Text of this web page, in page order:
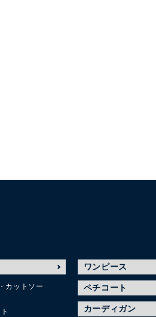
カットソー
ワンピース
ペチコート
カーディガン